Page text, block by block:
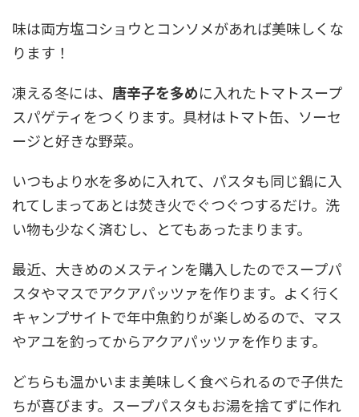
味は両方塩コショウとコンソメがあれば美味しくな
ります！
凍える冬には、 唐辛子を多めに入れたトマトスープ
スパゲティをつくります。具材はトマト缶、ソーセ
ージと好きな野菜。
いつもより水を多めに入れて、パスタも同じ鍋に入
れてしまってあとは焚き火でぐつぐつするだけ。洗
い物も少なく済むし、とてもあったまります。
最近、大きめのメスティンを購入したのでスープパ
スタやマスでアクアパッツァを作ります。よく行く
キャンプサイトで年中魚釣りが楽しめるので、マス
やアユを釣ってからアクアパッツァを作ります。
どちらも温かいまま美味しく食べられるので子供た
ちが喜びます。スープパスタもお湯を捨てずに作れ